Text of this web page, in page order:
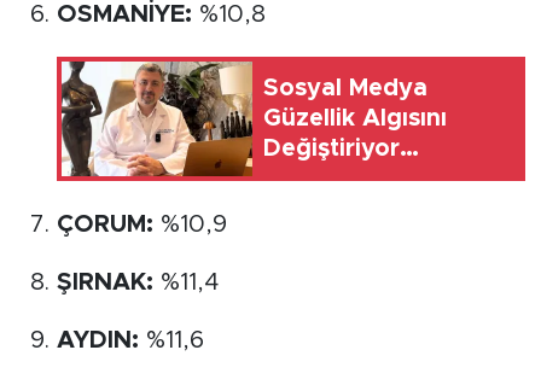
OSMANİYE: %10,8
Sosyal Medya
Güzellik Algısını
Değiştiriyor
Estetikte Doğallık
ÇORUM: %10,9
ŞIRNAK: %11,4
AYDIN: %11,6